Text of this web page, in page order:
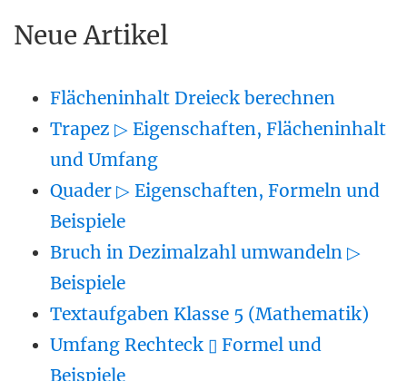
Neue Artikel
Flächeninhalt Dreieck berechnen
Trapez ▷ Eigenschaften, Flächeninhalt
und Umfang
Quader ▷ Eigenschaften, Formeln und
Beispiele
Bruch in Dezimalzahl umwandeln ▷
Beispiele
Textaufgaben Klasse 5 (Mathematik)
Umfang Rechteck ▯ Formel und
Beispiele